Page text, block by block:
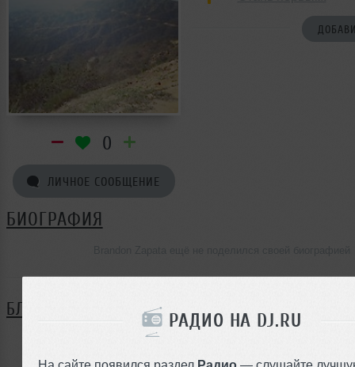
РАДИО НА DJ.RU
На сайте появился раздел Радио — слушайте
0
ЛИЧНОЕ СООБЩЕНИЕ
БИОГРАФИЯ
БЛОГ